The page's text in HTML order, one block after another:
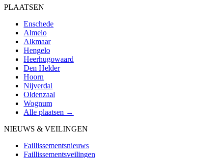
PLAATSEN
Enschede
Almelo
Alkmaar
Hengelo
Heerhugowaard
Den Helder
Hoorn
Nijverdal
Oldenzaal
Wognum
Alle plaatsen →
NIEUWS & VEILINGEN
Faillissementsnieuws
Faillissementsveilingen